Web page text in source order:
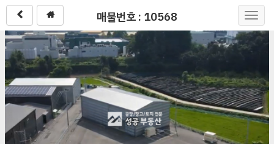
매물번호 : 10568